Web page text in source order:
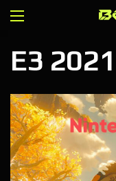
Menu
E3 2021